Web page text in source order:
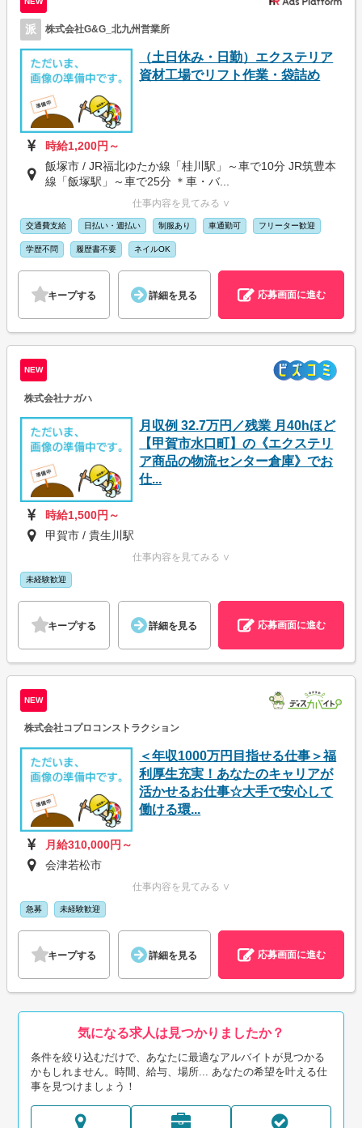
派 株式会社G&G_北九州営業所
（土日休み・日勤）エクステリア
資材工場でリフト作業・袋詰め
時給1,200円～
飯塚市 / JR福北ゆたか線「桂川駅」～車で10分 JR筑豊本
線「飯塚駅」～車で25分 ＊車・バ...
仕事内容を見てみる ∨
交通費支給 日払い・週払い 制服あり 車通勤可 フリーター歓迎
学歴不問 履歴書不要 ネイルOK
キープする 詳細を見る 応募画面に進む
NEW
株式会社ナガハ
月収例 32.7万円／残業 月40hほど
【甲賀市水口町】の《エクステリ
ア商品の物流センター倉庫》でお
仕...
時給1,500円～
甲賀市 / 貴生川駅
仕事内容を見てみる ∨
未経験歓迎
キープする 詳細を見る 応募画面に進む
NEW
株式会社コプロコンストラクション
＜年収1000万円目指せる仕事＞福
利厚生充実！あなたのキャリアが
活かせるお仕事☆大手で安心して
働ける環...
月給310,000円～
会津若松市
仕事内容を見てみる ∨
急募 未経験歓迎
キープする 詳細を見る 応募画面に進む
気になる求人は見つかりましたか？
条件を絞り込むだけで、あなたに最適なアルバイトが見つかる
かもしれません。時間、給与、場所... あなたの希望を叶える仕
事を見つけましょう！